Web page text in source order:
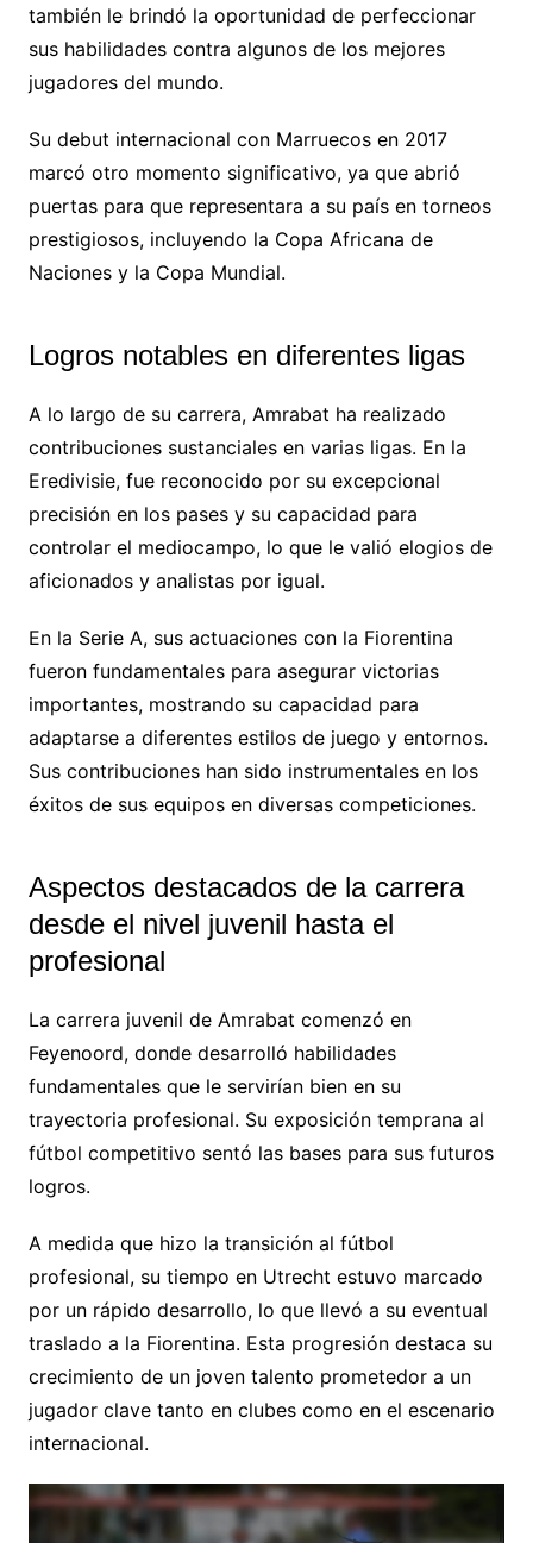
también le brindó la oportunidad de perfeccionar
sus habilidades contra algunos de los mejores
jugadores del mundo.
Su debut internacional con Marruecos en 2017
marcó otro momento significativo, ya que abrió
puertas para que representara a su país en torneos
prestigiosos, incluyendo la Copa Africana de
Naciones y la Copa Mundial.
Logros notables en diferentes ligas
A lo largo de su carrera, Amrabat ha realizado
contribuciones sustanciales en varias ligas. En la
Eredivisie, fue reconocido por su excepcional
precisión en los pases y su capacidad para
controlar el mediocampo, lo que le valió elogios de
aficionados y analistas por igual.
En la Serie A, sus actuaciones con la Fiorentina
fueron fundamentales para asegurar victorias
importantes, mostrando su capacidad para
adaptarse a diferentes estilos de juego y entornos.
Sus contribuciones han sido instrumentales en los
éxitos de sus equipos en diversas competiciones.
Aspectos destacados de la carrera
desde el nivel juvenil hasta el
profesional
La carrera juvenil de Amrabat comenzó en
Feyenoord, donde desarrolló habilidades
fundamentales que le servirían bien en su
trayectoria profesional. Su exposición temprana al
fútbol competitivo sentó las bases para sus futuros
logros.
A medida que hizo la transición al fútbol
profesional, su tiempo en Utrecht estuvo marcado
por un rápido desarrollo, lo que llevó a su eventual
traslado a la Fiorentina. Esta progresión destaca su
crecimiento de un joven talento prometedor a un
jugador clave tanto en clubes como en el escenario
internacional.